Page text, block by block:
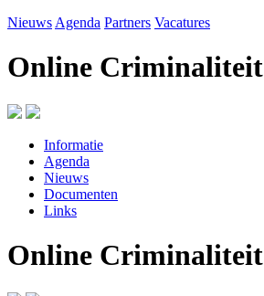
Nieuws Agenda Partners Vacatures
Online Criminaliteit
Informatie
Agenda
Nieuws
Documenten
Links
Online Criminaliteit